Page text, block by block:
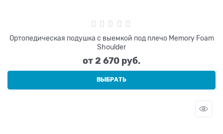
Ортопедическая подушка с выемкой под плечо Memory Foam
Shoulder
от2 670 руб.
ВЫБРАТЬ